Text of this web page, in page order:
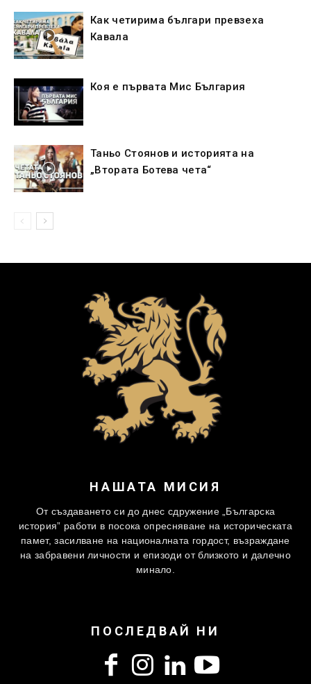
Как четирима българи превзеха
Кавала
Коя е първата Мис България
Таньо Стоянов и историята на
„Втората Ботева чета“
НАШАТА МИСИЯ
От създаването си до днес сдружение „Българска
история” работи в посока опресняване на историческата
памет, засилване на националната гордост, възраждане
на забравени личности и епизоди от близкото и далечно
минало.
ПОСЛЕДВАЙ НИ